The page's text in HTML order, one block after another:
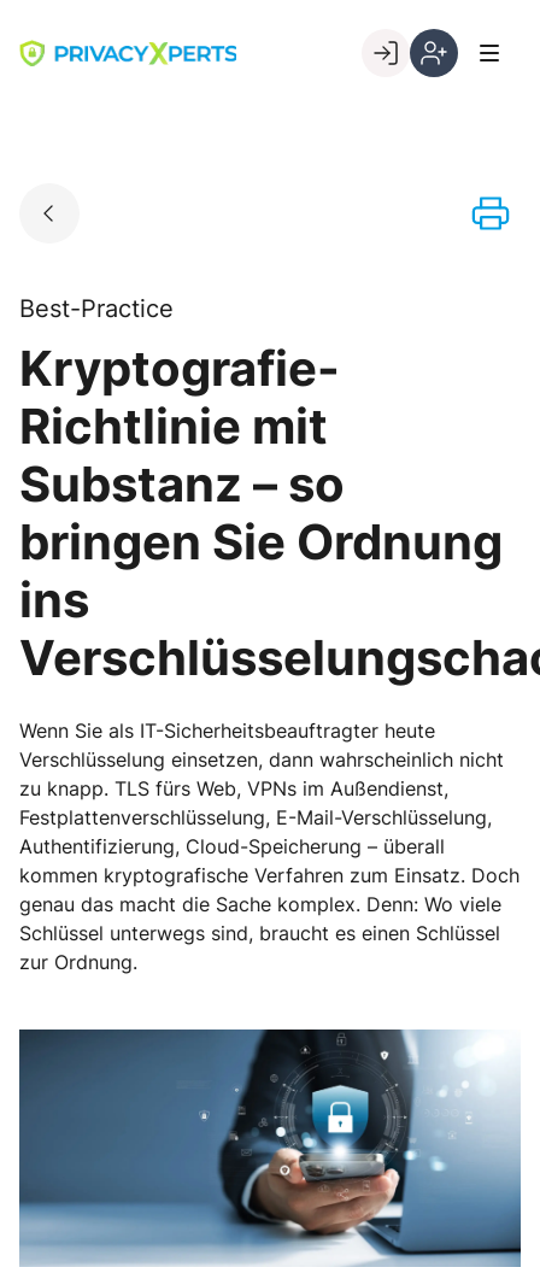
content
Go to landing page.
Best-Practice
Kryptografie-
Richtlinie mit
Substanz – so
bringen Sie Ordnung
ins
Wenn Sie als IT-Sicherheitsbeauftragter heute
Verschlüsselung einsetzen, dann wahrscheinlich nicht
zu knapp. TLS fürs Web, VPNs im Außendienst,
Festplattenverschlüsselung, E-Mail-Verschlüsselung,
Authentifizierung, Cloud-Speicherung – überall
kommen kryptografische Verfahren zum Einsatz. Doch
genau das macht die Sache komplex. Denn: Wo viele
Schlüssel unterwegs sind, braucht es einen Schlüssel
zur Ordnung.